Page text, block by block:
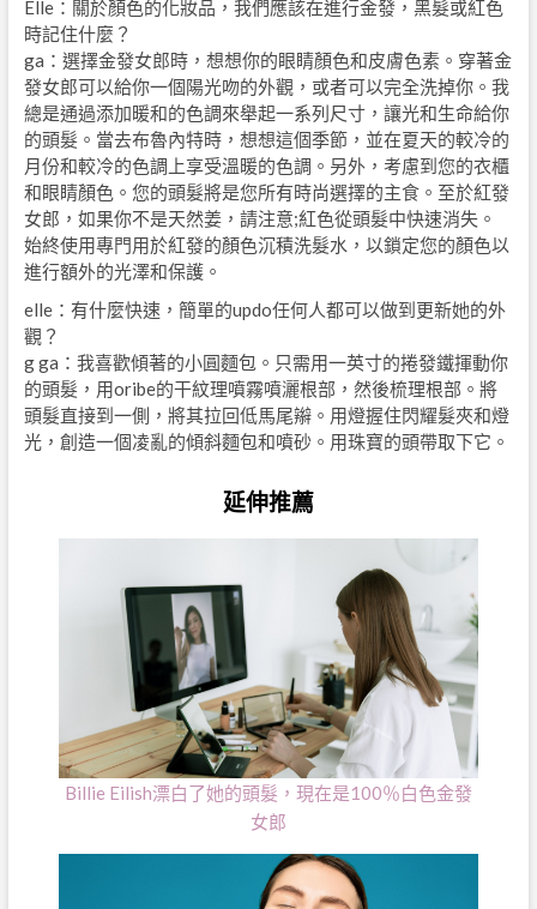
Elle：關於顏色的化妝品，我們應該在進行金發，黑髮或紅色
時記住什麼？
ga：選擇金發女郎時，想想你的眼睛顏色和皮膚色素。穿著金
發女郎可以給你一個陽光吻的外觀，或者可以完全洗掉你。我
總是通過添加暖和的色調來舉起一系列尺寸，讓光和生命給你
的頭髮。當去布魯內特時，想想這個季節，並在夏天的較冷的
月份和較冷的色調上享受溫暖的色調。另外，考慮到您的衣櫃
和眼睛顏色。您的頭髮將是您所有時尚選擇的主食。至於紅發
女郎，如果你不是天然姜，請注意;紅色從頭髮中快速消失。
始終使用專門用於紅發的顏色沉積洗髮水，以鎖定您的顏色以
進行額外的光澤和保護。
elle：有什麼快速，簡單的updo任何人都可以做到更新她的外
觀？
g ga：我喜歡傾著的小圓麵包。只需用一英寸的捲發鐵揮動你
的頭髮，用oribe的干紋理噴霧噴灑根部，然後梳理根部。將
頭髮直接到一側，將其拉回低馬尾辮。用燈握住閃耀髮夾和燈
光，創造一個凌亂的傾斜麵包和噴砂。用珠寶的頭帶取下它。
延伸推薦
Billie Eilish漂白了她的頭髮，現在是100％白色金發
女郎